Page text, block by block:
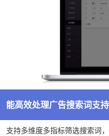
能高效处理广告搜索词支持
支持多维度多指标筛选搜索词